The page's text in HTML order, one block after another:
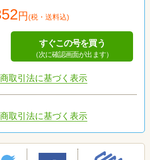
円(税・送料込)
すぐこの号を買う
（次に確認画面が出ます）
取引法に基づく表示
取引法に基づく表示